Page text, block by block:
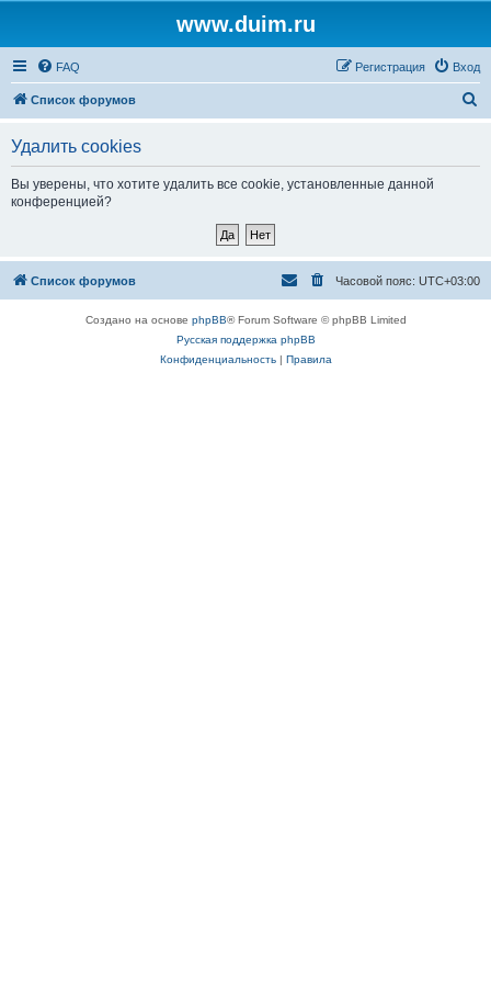
www.duim.ru
FAQ Вход
Регистрация
Список форумов
Удалить cookies
Вы уверены, что хотите удалить все cookie, установленные данной
конференцией?
Список форумов Часовой пояс: UTC+03:00
Создано на основе phpBB® Forum Software © phpBB Limited
Русская поддержка phpBB
Конфиденциальность| Правила